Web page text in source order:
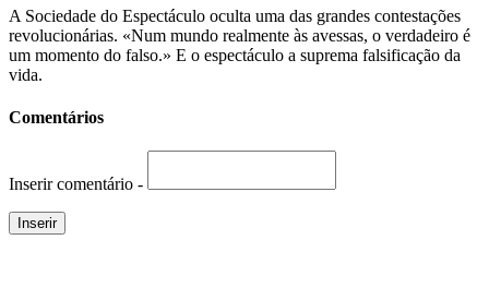
A Sociedade do Espectáculo oculta uma das grandes contestações
revolucionárias. «Num mundo realmente às avessas, o verdadeiro é
um momento do falso.» E o espectáculo a suprema falsificação da
vida.
Comentários
Inserir comentário -